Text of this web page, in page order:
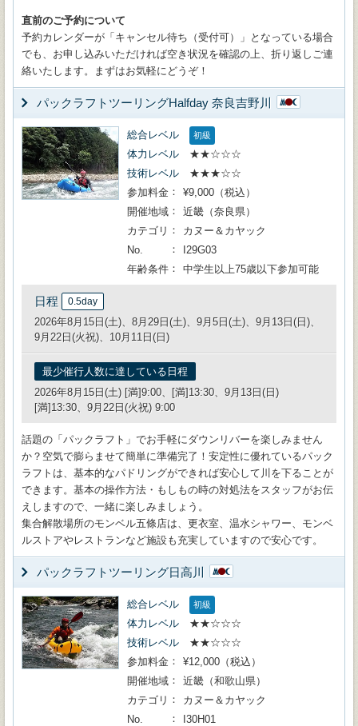
直前のご予約について
予約カレンダーが「キャンセル待ち（受付可）」となっている場合
でも、お申し込みいただければ空き状況を確認の上、折り返しご連
絡いたします。まずはお気軽にどうぞ！
パックラフトツーリングHalfday 奈良吉野川
総合レベル 初級
体力レベル
★★☆☆☆
技術レベル
★★★☆☆
参加料金
¥9,000（税込）
開催地域
近畿（奈良県）
カテゴリ
カヌー＆カヤック
No.
I29G03
年齢条件
中学生以上75歳以下参加可能
日程 0.5day
2026年8月15日(土)、8月29日(土)、9月5日(土)、9月13日(日)、
9月22日(火祝)、10月11日(日)
最少催行人数に達している日程
2026年8月15日(土) [満]9:00、[満]13:30、9月13日(日)
[満]13:30、9月22日(火祝) 9:00
話題の「パックラフト」でお手軽にダウンリバーを楽しみません
か？空気で膨らませて簡単に準備完了！安定性に優れているパック
ラフトは、基本的なパドリングができれば安心して川を下ることが
できます。基本の操作方法・もしもの時の対処法をスタッフがお伝
えしますので、一緒に楽しみましょう。
集合解散場所のモンベル五條店は、更衣室、温水シャワー、モンベ
ルストアやレストランなど施設も充実していますので安心です。
パックラフトツーリング日高川
総合レベル 初級
体力レベル
★★☆☆☆
技術レベル
★★☆☆☆
参加料金
¥12,000（税込）
開催地域
近畿（和歌山県）
カテゴリ
カヌー＆カヤック
No.
I30H01